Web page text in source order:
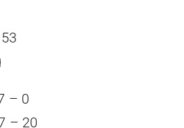
– 0
– 20